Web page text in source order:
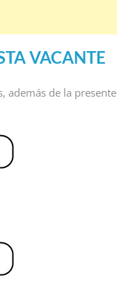
VACANTE
además de la presente